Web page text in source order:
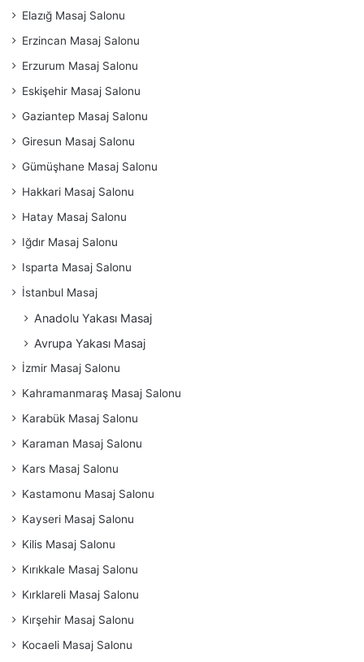
Elazığ Masaj Salonu
Erzincan Masaj Salonu
Erzurum Masaj Salonu
Eskişehir Masaj Salonu
Gaziantep Masaj Salonu
Giresun Masaj Salonu
Gümüşhane Masaj Salonu
Hakkari Masaj Salonu
Hatay Masaj Salonu
Iğdır Masaj Salonu
Isparta Masaj Salonu
İstanbul Masaj
Anadolu Yakası Masaj
Avrupa Yakası Masaj
İzmir Masaj Salonu
Kahramanmaraş Masaj Salonu
Karabük Masaj Salonu
Karaman Masaj Salonu
Kars Masaj Salonu
Kastamonu Masaj Salonu
Kayseri Masaj Salonu
Kilis Masaj Salonu
Kırıkkale Masaj Salonu
Kırklareli Masaj Salonu
Kırşehir Masaj Salonu
Kocaeli Masaj Salonu